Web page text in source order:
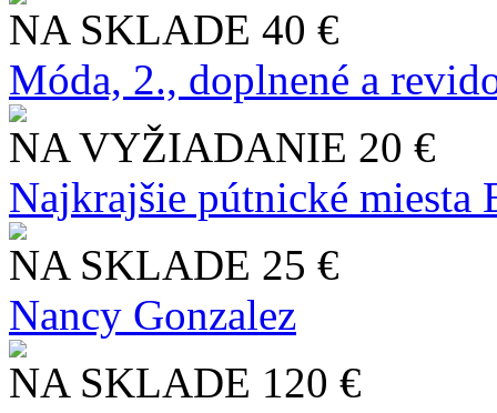
NA SKLADE 40 €
Móda, 2., doplnené a
NA VYŽIADANIE 20 €
Najkrajšie pútnické miesta
NA SKLADE 25 €
Nancy Gonzalez
NA SKLADE 120 €